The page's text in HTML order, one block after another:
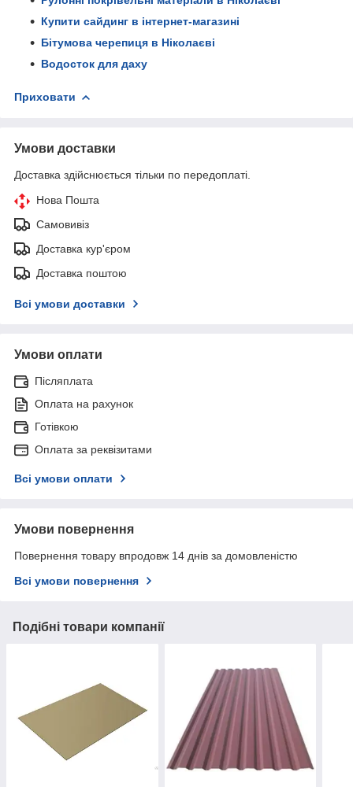
Купити сайдинг в інтернет-магазині
Бітумова черепиця в Ніколаєві
Водосток для даху
Приховати
Умови доставки
Доставка здійснюється тільки по передоплаті.
Нова Пошта
Самовивіз
Доставка кур'єром
Доставка поштою
Всі умови доставки
Умови оплати
Післяплата
Оплата на рахунок
Готівкою
Оплата за реквізитами
Всі умови оплати
Умови повернення
Повернення товару впродовж 14 днів за домовленістю
Всі умови повернення
Подібні товари компанії